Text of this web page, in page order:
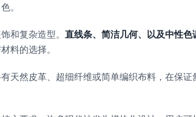
。
和复杂造型。 直线条、简洁几何、以及中性色
料的选择。
天然皮革、超细纤维或简单编织布料，在保